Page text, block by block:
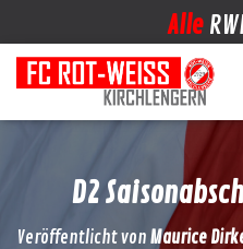
Alle
D2
Veröffentlicht von Maurice